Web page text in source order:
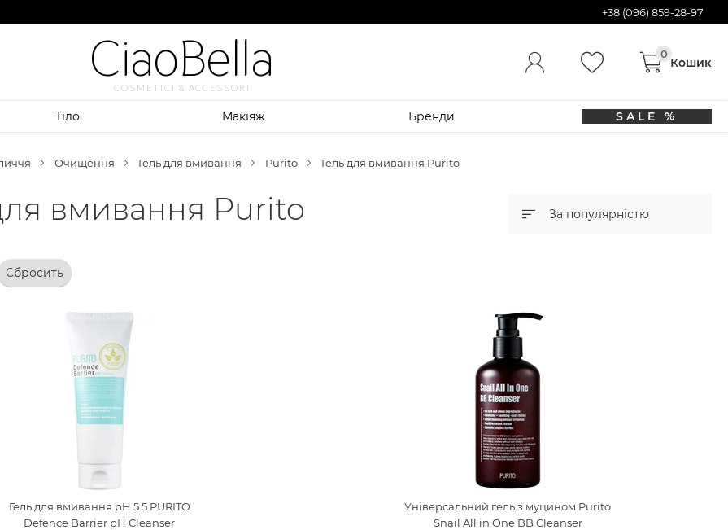
+38 (096) 859-28-97
CiaoBella
COSMETICI & ACCESSORI
Тіло Макіяж Бренди SALE %
Очищення Гель для вмивання Purito Гель для вмивання Purito
вмивання Purito За популярністю
Сбросить
Гель для вмивання pH 5.5 PURITO
Defence Barrier pH Cleanser
Універсальний гель з муцином Purito
Snail All in One BB Cleanser